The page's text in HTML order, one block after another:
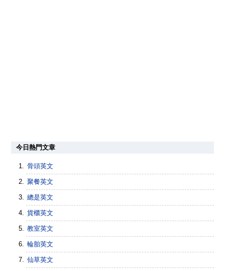
今日熱門文章
骨頭英文
聚餐英文
總是英文
貨櫃英文
教室英文
輪胎英文
仙草英文